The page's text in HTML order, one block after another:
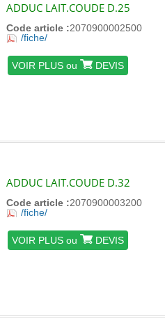
ADDUC LAIT.COUDE D.25
Code article :2070900002500
/fiche/
VOIR PLUS ou DEVIS
ADDUC LAIT.COUDE D.32
Code article :2070900003200
/fiche/
VOIR PLUS ou DEVIS